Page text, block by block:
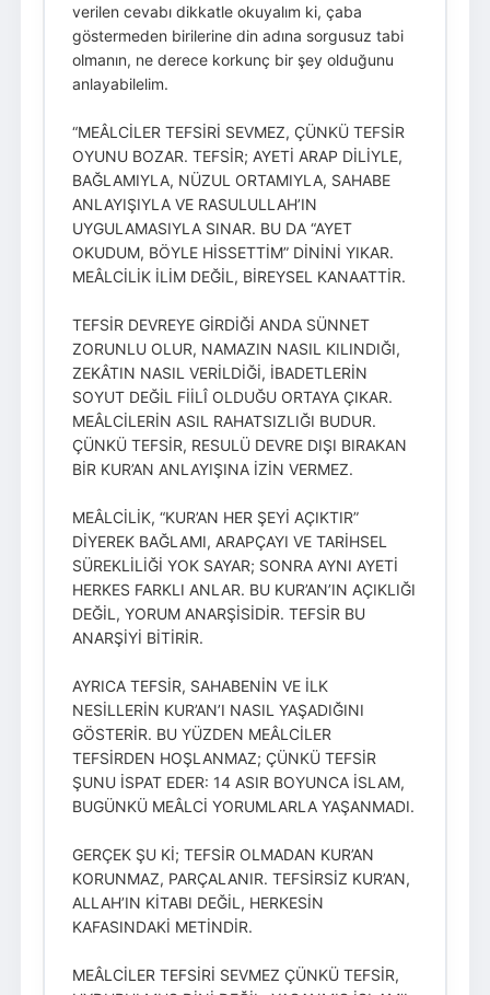
verilen cevabı dikkatle okuyalım ki, çaba
göstermeden birilerine din adına sorgusuz tabi
olmanın, ne derece korkunç bir şey olduğunu
anlayabilelim.
“MEÂLCİLER TEFSİRİ SEVMEZ, ÇÜNKÜ TEFSİR
OYUNU BOZAR. TEFSİR; AYETİ ARAP DİLİYLE,
BAĞLAMIYLA, NÜZUL ORTAMIYLA, SAHABE
ANLAYIŞIYLA VE RASULULLAH’IN
UYGULAMASIYLA SINAR. BU DA “AYET
OKUDUM, BÖYLE HİSSETTİM” DİNİNİ YIKAR.
MEÂLCİLİK İLİM DEĞİL, BİREYSEL KANAATTİR.
TEFSİR DEVREYE GİRDİĞİ ANDA SÜNNET
ZORUNLU OLUR, NAMAZIN NASIL KILINDIĞI,
ZEKÂTIN NASIL VERİLDİĞİ, İBADETLERİN
SOYUT DEĞİL FİİLÎ OLDUĞU ORTAYA ÇIKAR.
MEÂLCİLERİN ASIL RAHATSIZLIĞI BUDUR.
ÇÜNKÜ TEFSİR, RESULÜ DEVRE DIŞI BIRAKAN
BİR KUR’AN ANLAYIŞINA İZİN VERMEZ.
MEÂLCİLİK, “KUR’AN HER ŞEYİ AÇIKTIR”
DİYEREK BAĞLAMI, ARAPÇAYI VE TARİHSEL
SÜREKLİLİĞİ YOK SAYAR; SONRA AYNI AYETİ
HERKES FARKLI ANLAR. BU KUR’AN’IN AÇIKLIĞI
DEĞİL, YORUM ANARŞİSİDİR. TEFSİR BU
ANARŞİYİ BİTİRİR.
AYRICA TEFSİR, SAHABENİN VE İLK
NESİLLERİN KUR’AN’I NASIL YAŞADIĞINI
GÖSTERİR. BU YÜZDEN MEÂLCİLER
TEFSİRDEN HOŞLANMAZ; ÇÜNKÜ TEFSİR
ŞUNU İSPAT EDER: 14 ASIR BOYUNCA İSLAM,
BUGÜNKÜ MEÂLCİ YORUMLARLA YAŞANMADI.
GERÇEK ŞU Kİ; TEFSİR OLMADAN KUR’AN
KORUNMAZ, PARÇALANIR. TEFSİRSİZ KUR’AN,
ALLAH’IN KİTABI DEĞİL, HERKESİN
KAFASINDAKİ METİNDİR.
MEÂLCİLER TEFSİRİ SEVMEZ ÇÜNKÜ TEFSİR,